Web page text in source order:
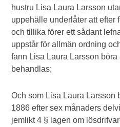
hustru Lisa Laura Larsson
uppehälle underlåter att efter
och tillika förer ett sådant
uppstår för allmän ordning
fann Lisa Laura Larsson
behandlas;
Och som Lisa Laura Larsson
1886 efter sex månaders
jemlikt 4 § lagen om